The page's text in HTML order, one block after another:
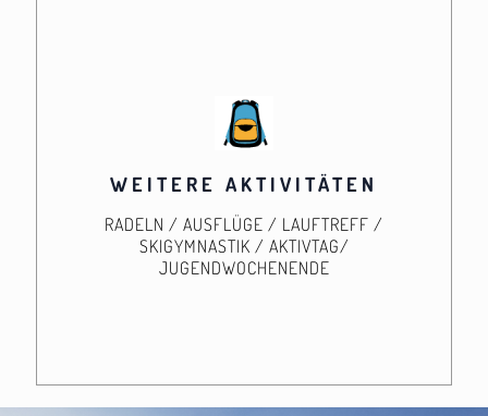
WEITERE AKTIVITÄTEN
RADELN / AUSFLÜGE / LAUFTREFF /
SKIGYMNASTIK / AKTIVTAG/
JUGENDWOCHENENDE